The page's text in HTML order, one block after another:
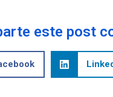
este post